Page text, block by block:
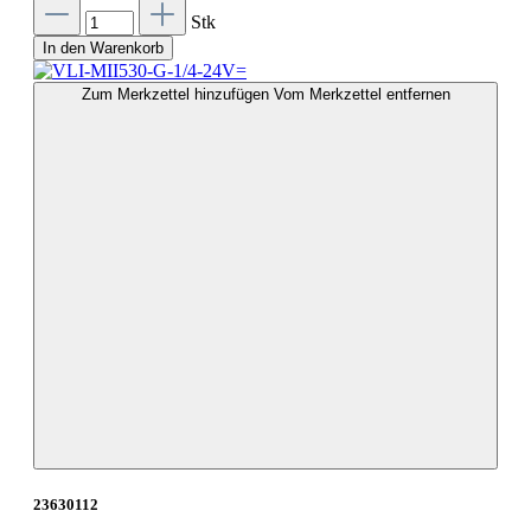
Stk
In den Warenkorb
Zum Merkzettel hinzufügen Vom Merkzettel entfernen
23630112